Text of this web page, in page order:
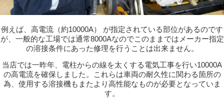
例えば、高電流（約10000A） が指定されている部位があるのです
が、一般的な工場では通常8000Aなのでこのままではメーカー指定
の溶接条件にあった修理を行うことは出来ません。
当店では一昨年、電柱からの線を太くする電気工事を行い10000A
の高電流を確保しました。これらは車両の耐久性に関わる箇所の
為、使用する溶接機もまたより高性能なものが必要となっていま
す。